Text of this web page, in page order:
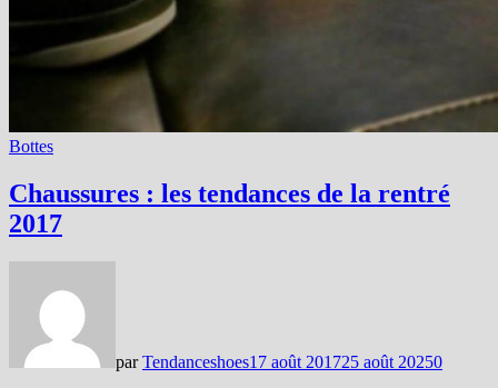
Bottes
Chaussures : les tendances de la rentré
2017
parTendanceshoes17 août 201725 août 20250